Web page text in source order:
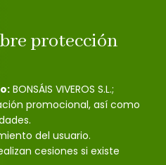
protección
BONSÁIS VIVEROS S.L.;
promocional, así como
del usuario.
cesiones si existe